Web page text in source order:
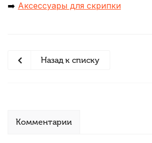
➡️ Аксессуары для скрипки
Назад к списку
Комментарии